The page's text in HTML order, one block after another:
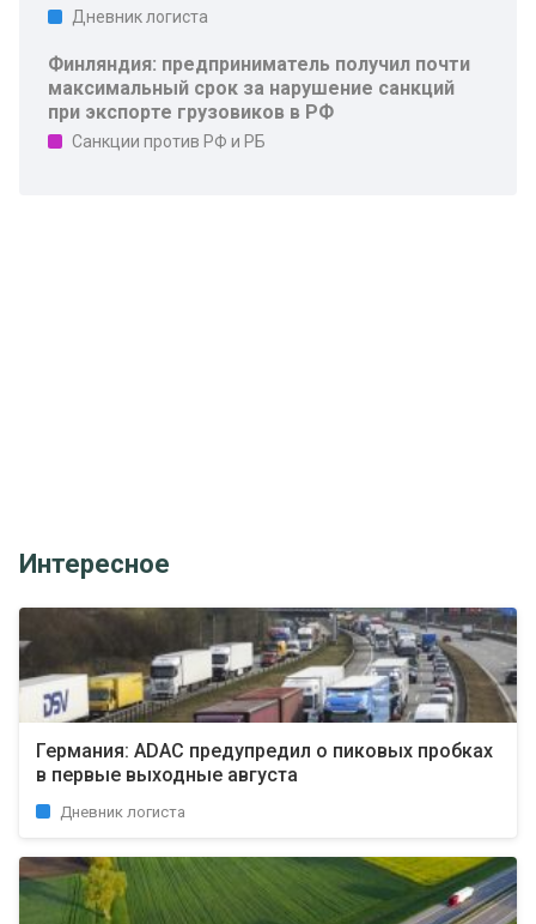
Дневник логиста
Финляндия: предприниматель получил почти
максимальный срок за нарушение санкций
при экспорте грузовиков в РФ
Санкции против РФ и РБ
Интересное
Германия: ADAC предупредил о пиковых пробках
в первые выходные августа
Дневник логиста